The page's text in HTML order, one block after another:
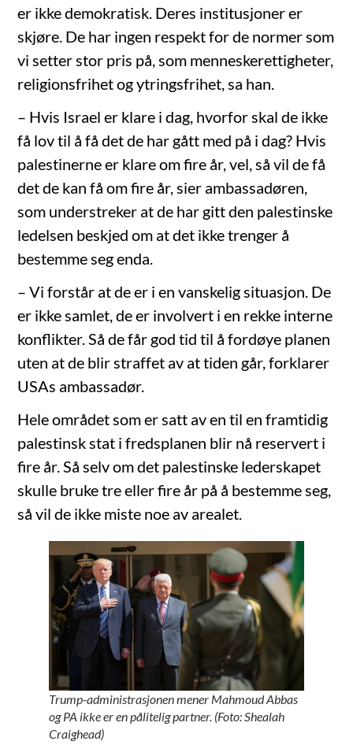
er ikke demokratisk. Deres institusjoner er
skjøre. De har ingen respekt for de normer som
vi setter stor pris på, som menneskerettigheter,
religionsfrihet og ytringsfrihet, sa han.
– Hvis Israel er klare i dag, hvorfor skal de ikke
få lov til å få det de har gått med på i dag? Hvis
palestinerne er klare om fire år, vel, så vil de få
det de kan få om fire år, sier ambassadøren,
som understreker at de har gitt den palestinske
ledelsen beskjed om at det ikke trenger å
bestemme seg enda.
– Vi forstår at de er i en vanskelig situasjon. De
er ikke samlet, de er involvert i en rekke interne
konflikter. Så de får god tid til å fordøye planen
uten at de blir straffet av at tiden går, forklarer
USAs ambassadør.
Hele området som er satt av en til en framtidig
palestinsk stat i fredsplanen blir nå reservert i
fire år. Så selv om det palestinske lederskapet
skulle bruke tre eller fire år på å bestemme seg,
så vil de ikke miste noe av arealet.
Trump-administrasjonen mener Mahmoud Abbas
og PA ikke er en pålitelig partner. (Foto: Shealah
Craighead)